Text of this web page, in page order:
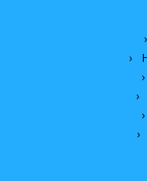
›
›
›
›
›